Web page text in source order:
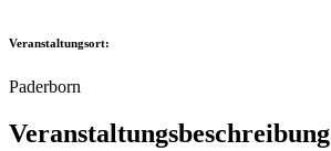
Veranstaltungsort:
Paderborn
Veranstaltungsbeschreibung